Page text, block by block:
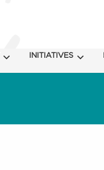
INITIATIVES